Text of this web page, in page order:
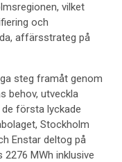
vilket
och
affärsstrateg på
steg framåt genom
behov, utveckla
första lyckade
Stockholm
Enstar deltog på
MWh inklusive